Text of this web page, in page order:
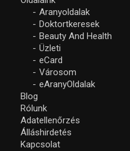
Aranyoldalak
Doktortkeresek
Beauty And Health
Üzleti
eCard
Városom
eAranyOldalak
Blog
Rólunk
Adatellenőrzés
Álláshirdetés
Kapcsolat